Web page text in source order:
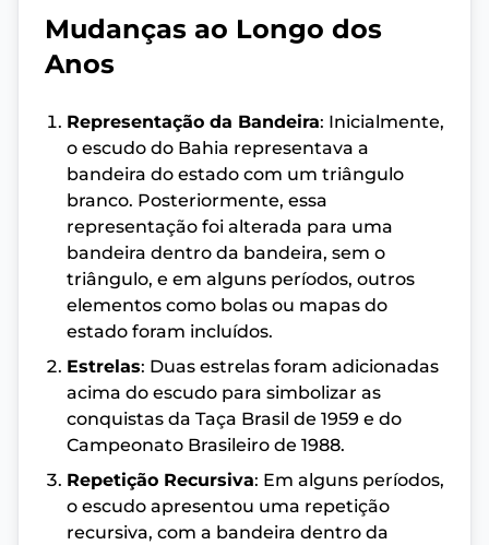
Mudanças ao Longo dos
Anos
Representação da Bandeira: Inicialmente,
o escudo do Bahia representava a
bandeira do estado com um triângulo
branco. Posteriormente, essa
representação foi alterada para uma
bandeira dentro da bandeira, sem o
triângulo, e em alguns períodos, outros
elementos como bolas ou mapas do
estado foram incluídos.
Estrelas: Duas estrelas foram adicionadas
acima do escudo para simbolizar as
conquistas da Taça Brasil de 1959 e do
Campeonato Brasileiro de 1988.
Repetição Recursiva: Em alguns períodos,
o escudo apresentou uma repetição
recursiva, com a bandeira dentro da